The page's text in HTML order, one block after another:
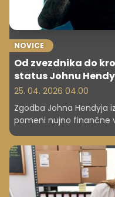
NOVICE
Od zvezdnika do
status Johnu
25. 04. 2026 04.00
Zgodba Johna Hendyja
pomeni nujno finančne
avtorskih pravic.